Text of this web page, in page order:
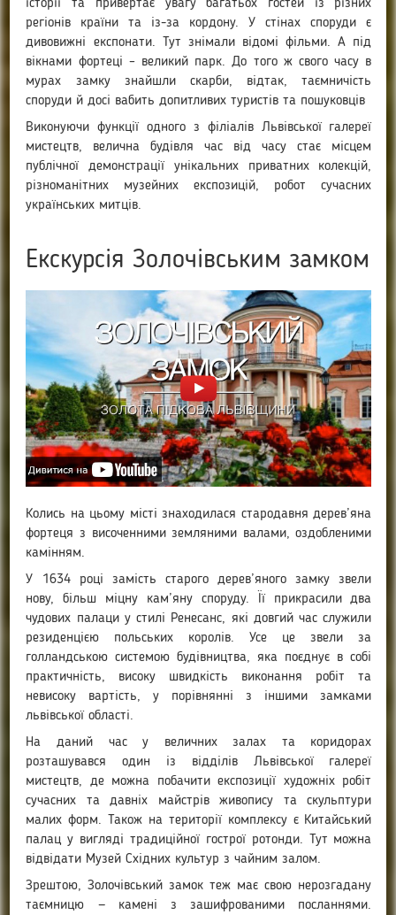
історії та привертає увагу багатьох гостей із різних
регіонів країни та із-за кордону. У стінах споруди є
дивовижні експонати. Тут знімали відомі фільми. А під
вікнами фортеці – великий парк. До того ж свого часу в
мурах замку знайшли скарби, відтак, таємничість
споруди й досі вабить допитливих туристів та пошуковців
Виконуючи функції одного з філіалів Львівської галереї
мистецтв, велична будівля час від часу стає місцем
публічної демонстрації унікальних приватних колекцій,
різноманітних музейних експозицій, робот сучасних
українських митців.
Екскурсія Золочівським замком
Колись на цьому місті знаходилася стародавня дерев’яна
фортеця з височенними земляними валами, оздобленими
камінням.
У 1634 році замість старого дерев’яного замку звели
нову, більш міцну кам’яну споруду. Її прикрасили два
чудових палаци у стилі Ренесанс, які довгий час служили
резиденцією польських королів. Усе це звели за
голландською системою будівництва, яка поєднує в собі
практичність, високу швидкість виконання робіт та
невисоку вартість, у порівнянні з іншими замками
львівської області.
На даний час у величних залах та коридорах
розташувався один із відділів Львівської галереї
мистецтв, де можна побачити експозиції художніх робіт
сучасних та давніх майстрів живопису та скульптури
малих форм. Також на території комплексу є Китайський
палац у вигляді традиційної гострої ротонди. Тут можна
відвідати Музей Східних культур з чайним залом.
Зрештою, Золочівський замок теж має свою нерозгадану
таємницю — камені з зашифрованими посланнями.